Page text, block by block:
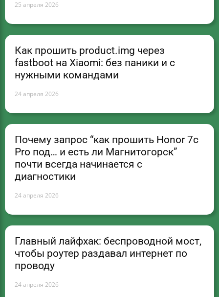
25 апреля 2026
Как прошить product.img через
fastboot на Xiaomi: без паники и с
нужными командами
24 апреля 2026
Почему запрос “как прошить Honor 7c
Pro под… и есть ли Магнитогорск”
почти всегда начинается с
диагностики
24 апреля 2026
Главный лайфхак: беспроводной мост,
чтобы роутер раздавал интернет по
проводу
24 апреля 2026